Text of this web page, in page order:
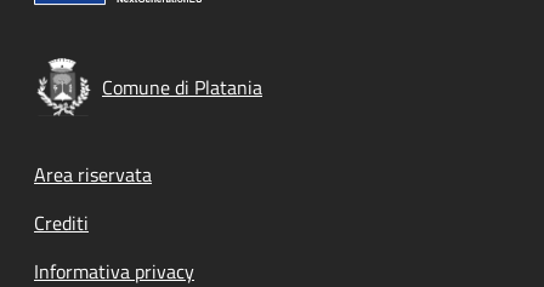
Comune di Platania
Footer menu
Area riservata
Crediti
Informativa privacy